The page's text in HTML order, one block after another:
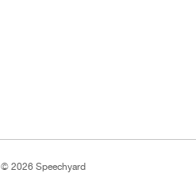
© 2026 Speechyard